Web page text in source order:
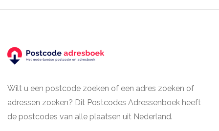
Wilt u een postcode zoeken of een adres zoeken of
adressen zoeken? Dit Postcodes Adressenboek heeft
de postcodes van alle plaatsen uit Nederland.